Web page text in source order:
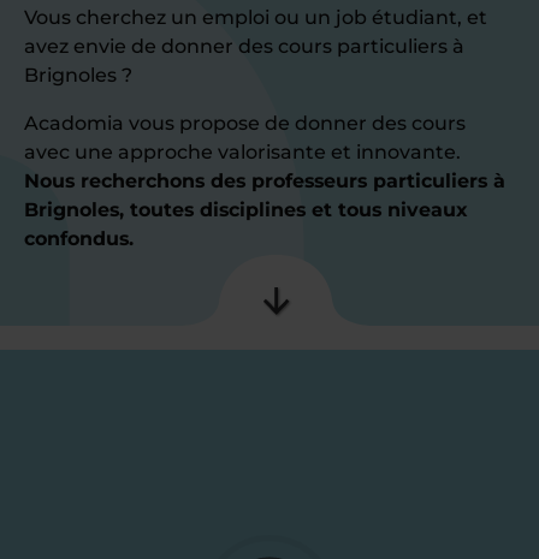
Vous cherchez un emploi ou un job étudiant, et
avez envie de donner des cours particuliers à
Brignoles ?
Acadomia vous propose de donner des cours
avec une approche valorisante et innovante.
Nous recherchons des professeurs particuliers à
Brignoles, toutes disciplines et tous niveaux
confondus.